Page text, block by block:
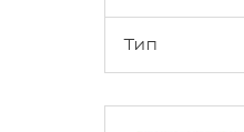
Тип